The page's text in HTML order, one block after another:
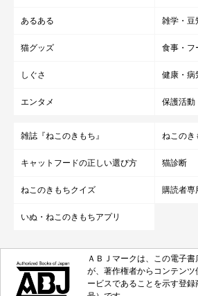
あるある 雑学・豆
猫グッズ 食事・フ
しぐさ 健康・病
エンタメ 保護活動
雑誌『ねこのきもち』 ねこのき
キャットフードの正しい選び方 猫診断
ねこのきもちクイズ 購読者専
いぬ・ねこのきもちアプリ
ＡＢＪマークは、この電子
が、著作権者からコンテン
ービスであることを示す登